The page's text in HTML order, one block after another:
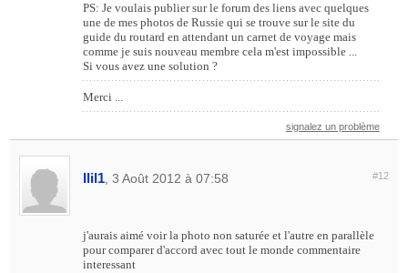
PS: Je voulais publier sur le forum des liens avec quelques
une de mes photos de Russie qui se trouve sur le site du
guide du routard en attendant un carnet de voyage mais
comme je suis nouveau membre cela m'est impossible ...
Si vous avez une solution ?
Merci ...
signalez un problème
Ilil1 , 3 Août 2012 à 07:58 #12
j'aurais aimé voir la photo non saturée et l'autre en parallèle
pour comparer d'accord avec tout le monde commentaire
interessant